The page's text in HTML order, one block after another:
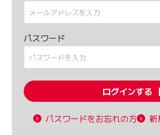
パスワード
ログインする
パスワードをお忘れの方 新